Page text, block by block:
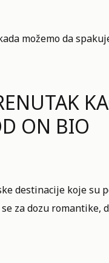
možemo da
ON BIO
destinacije koje su
za dozu romantike,